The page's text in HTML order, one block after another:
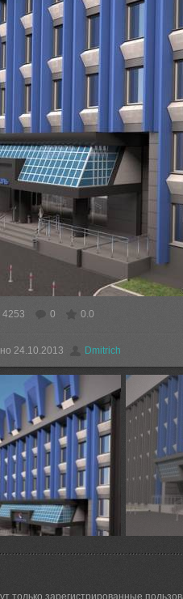
размере 560x800
4253 0 0.0
24.10.2013 Dmitrich
только зарегистрированные